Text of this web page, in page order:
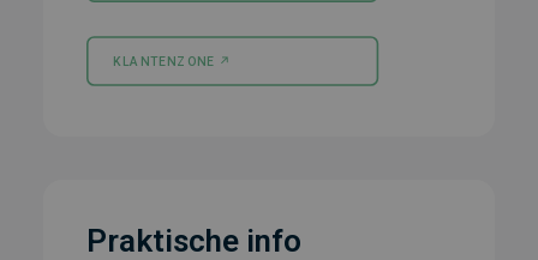
KLANTENZONE ↗︎
Praktische info